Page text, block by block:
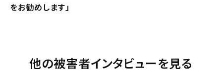
をお勧めします」
他の被害者インタビューを見る